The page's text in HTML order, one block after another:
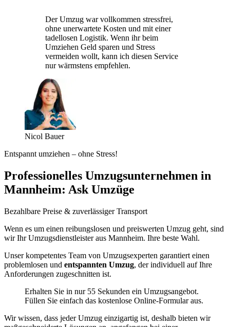
Der Umzug war vollkommen stressfrei,
ohne unerwartete Kosten und mit einer
tadellosen Logistik. Wenn ihr beim
Umziehen Geld sparen und Stress
vermeiden wollt, kann ich diesen Service
nur wärmstens empfehlen.
Nicol Bauer
Entspannt umziehen – ohne Stress!
Professionelles Umzugsunternehmen in
Mannheim: Ask Umzüge
Bezahlbare Preise & zuverlässiger Transport
Wenn es um einen reibungslosen und preiswerten Umzug geht, sind
wir Ihr Umzugsdienstleister aus Mannheim. Ihre beste Wahl.
Unser kompetentes Team von Umzugsexperten garantiert einen
problemlosen und entspannten Umzug, der individuell auf Ihre
Anforderungen zugeschnitten ist.
Erhalten Sie in nur 55 Sekunden ein Umzugsangebot.
Füllen Sie einfach das kostenlose Online-Formular aus.
Wir wissen, dass jeder Umzug einzigartig ist, deshalb bieten wir